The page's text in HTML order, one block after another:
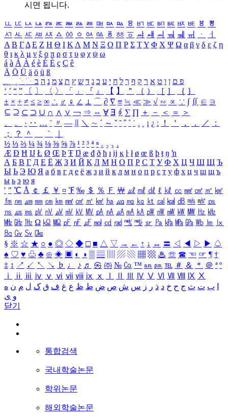
시면 됩니다.
ㅥ ㅦ ㅧ ㅨ ㅩ ㅪ ㅫ ㅬ ㅭ ㅮ ㅯ ㅰ ㅱ ㅲ ㅳ ㅴ ㅵ ㅶ ㅷ ㅸ
ㅹ
ㅺ ㅻ ㅼ ㅽ ㅾ ㅿ ㆀ ㆁ ㆂ ㆃ ㆄ ㆅ ㆆ ㆇ ㆈ ㆉ ㆊ ㆋ ㆌ ㆍ
ㆎ
Α Β ΓΔ Ε Ζ Η Θ Ι ΚΛ Μ Ν Ξ Ο Π Ρ Σ ΤΥ Φ Χ Ψ Ω α β γ δ ε ζ η
θ ι κ λ μ ν ξ ο π ρ σ τ υ φ χ ψ ω
á à Á À é è É È ç Ç ê
Ä Ö Ü ä ö ü ß
ִֶֹ ֻּ ׁׂ פ ם ן ו ט א ר ק ף ך ל ח י ע כ ג ד ש ץ ת צ מ נ ה ב
‘ ’ “ ” 〔 〕 〈 〉 「 」 『 』 【 】 ＂ （ ） ［ ］ ｛ ｝
± × ÷ ≠ ≤ ≥ ∞ ∴ ♂ ♀ ∠ ⊥ ⌒ ∂ ∇ ≡ ≒ ≪ ≫ √ ∽ ∝ ∵ ∫ ∬ ∈ ∋
⊆ ⊇ ⊂ ⊃ ∪ ∩ ∧ ∨ ￢ ⇒ ⇔ ∀ ∃ ∮ ∑ ∏ ＋ － ＜ ＝
＞
、
。 · ‥ … ¨ 〃 ― ＼ ∼ ´ ～ ˇ ˘ ˝ ˚ ˙ ¸ ¡ ¿ ː ！ ＇ ， ． ／
：
；
？ ＾ ｀
½ ⅓ ⅔ ¼ ¾ ⅛ ⅜ ⅝ ⅞ ¹ ² ³ ⁴ ⁿ ₁ ₂ ₃ ₄
Æ Ð Ħ Ĳ Ł Ø Œ Þ Ŧ Ŋ æ đ ð ħ ı ĳ ĸ ŀ ł ø œ ß þ ŧ ŋ ŉ
А Б В Г Д Е Ё Ж З И Й К Л М Н О П Р С Т У Ф Х Ц Ч Ш Щ Ъ
Ы Ь Э Ю Я а б в г д е ё ж з и й к л м н о п р с т у ф х ц ч ш щ ъ
ы ь э ю я
′ ″ ℃ Å ￠ ￡ ￥ ¤ ℉ ‰ ＄ ％ Ｆ ￦ ㎕ ㎖ ㎗ ℓ ㎘ ㏄ ㎣ ㎤ ㎥ ㎦
㎙ ㎚ ㎛ ㎜ ㎝ ㎞ ㎟ ㎠ ㎡ ㎢ ㏊ ㎍ ㎎ ㎏ ㏏ ㎈ ㎉ ㏈ ㎧ ㎨ ㎰
㎱ ㎲ ㎳ ㎴ ㎵ ㎶ ㎷ ㎸ ㎹ ㎀ ㎁ ㎂ ㎃ ㎄ ㎺ ㎻ ㎽ ㎾ ㎿ ㎐ ㎑
㎒ ㎓ ㎔ Ω ㏀ ㏁ ㎊ ㎋ ㎌ ㏖ ㏅ ㎭ ㎮ ㎯ ㏛ ㎩ ㎪ ㎫ ㎬ ㏝ ㏐
㏓
㏃ ㏉ ㏜ ㏆
§ ※ ☆ ★ ○ ● ◎ ◇ ◆ □ ■ △ ▽ → ← ↑ ↓ ↔ 〓 ◁ ◀ ▷ ▶ ♤
♠ ♡ ♥ ♧ ♣ ⊙ ◈ ▣ ◐ ◑ ▒ ▤ ▨ ▧ ▦ ▩ ♨ ☏ ☎ ☜ ☞ ¶ †
‡ ↕ ↗ ↙ ↖ ↘ ♭ ♩ ♪ ♬ ㉿ ㈜ № ㏇ ™ ㏂ ㏘ ℡ ＃ ＆ ＊ ＠ ª º
ⅰ
ⅱ ⅲ ⅳ ⅴ ⅵ ⅶ ⅷ ⅸ ⅹ Ⅳ Ⅴ Ⅵ Ⅶ Ⅷ Ⅸ Ⅹ
ب ت ث ج ح خ د ذ ر ز س ش ص ض ط ظ ع غ ف ق ک ل م ن ه
و ی
닫기
통합검색
국내학술논문
학위논문
해외학술논문